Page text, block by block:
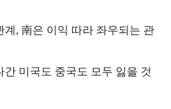
계 , 南은 이익 따라 좌우되는 관
간 미국도 중국도 모두 잃을 것